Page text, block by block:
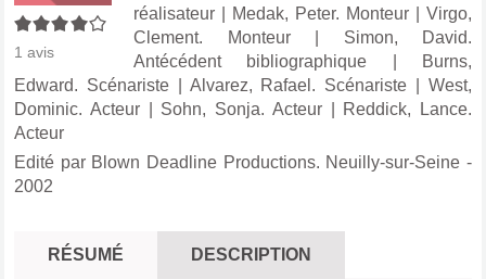
4/5
1 avis
réalisateur
Medak, Peter. Monteur
Virgo,
Clement. Monteur| Simon, David.
Antécédent bibliographique
Burns,
Edward. Scénariste| Alvarez, Rafael. Scénariste |West,
Dominic. Acteur| Sohn, Sonja. Acteur|
Reddick, Lance.
Acteur
Edité par Blown Deadline Productions. Neuilly-sur-Seine -
2002
RÉSUMÉ DESCRIPTION